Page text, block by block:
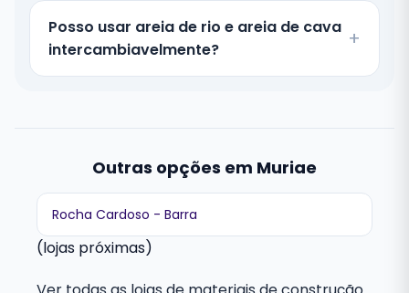
Posso usar areia de rio e areia de cava
intercambiavelmente?
Outras opções em Muriae
Rocha Cardoso - Barra
(lojas próximas)